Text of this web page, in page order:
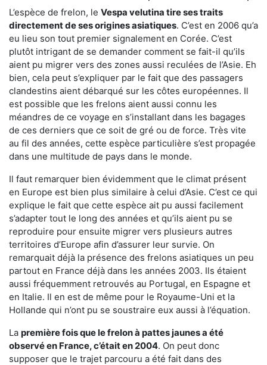
L’espèce de frelon, le Vespa velutina tire ses traits
directement de ses origines asiatiques. C’est en 2006 qu’a
eu lieu son tout premier signalement en Corée. C’est
plutôt intrigant de se demander comment se fait-il qu’ils
aient pu migrer vers des zones aussi reculées de l’Asie. Eh
bien, cela peut s’expliquer par le fait que des passagers
clandestins aient débarqué sur les côtes européennes. Il
est possible que les frelons aient aussi connu les
méandres de ce voyage en s’installant dans les bagages
de ces derniers que ce soit de gré ou de force. Très vite
au fil des années, cette espèce particulière s’est propagée
dans une multitude de pays dans le monde.
Il faut remarquer bien évidemment que le climat présent
en Europe est bien plus similaire à celui d’Asie. C’est ce qui
explique le fait que cette espèce ait pu aussi facilement
s’adapter tout le long des années et qu’ils aient pu se
reproduire pour ensuite migrer vers plusieurs autres
territoires d’Europe afin d’assurer leur survie. On
remarquait déjà la présence des frelons asiatiques un peu
partout en France déjà dans les années 2003. Ils étaient
aussi fréquemment retrouvés au Portugal, en Espagne et
en Italie. Il en est de même pour le Royaume-Uni et la
Hollande qui n’ont pu se soustraire eux aussi à l’équation.
La première fois que le frelon à pattes jaunes a été
observé en France, c’était en 2004. On peut donc
supposer que le trajet parcouru a été fait dans des